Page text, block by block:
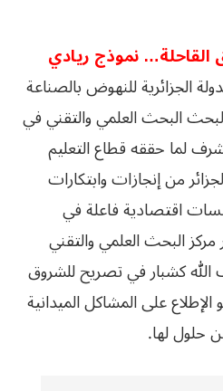
نموذج ريادي
الجزائرية للنهوض بالصناعة
البحث البحث العلمي والتقني في
لما حققه قطاع التعليم
من إنجازات وابتكارات
اقتصادية فاعلة في
البحث العلمي والتقني
كشبار في تصريح للشروق
على المشاكل الميدانية
حلول لها.